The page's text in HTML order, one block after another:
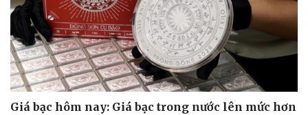
Giá bạc hôm nay: Giá bạc trong nước lên mức hơn